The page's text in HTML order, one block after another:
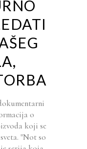
o
koji se
"Not so